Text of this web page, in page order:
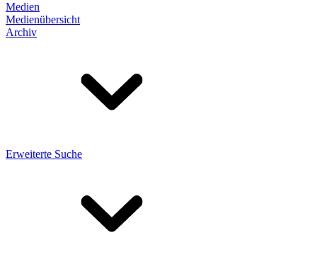
Medien
Medienübersicht
Archiv
Erweiterte Suche